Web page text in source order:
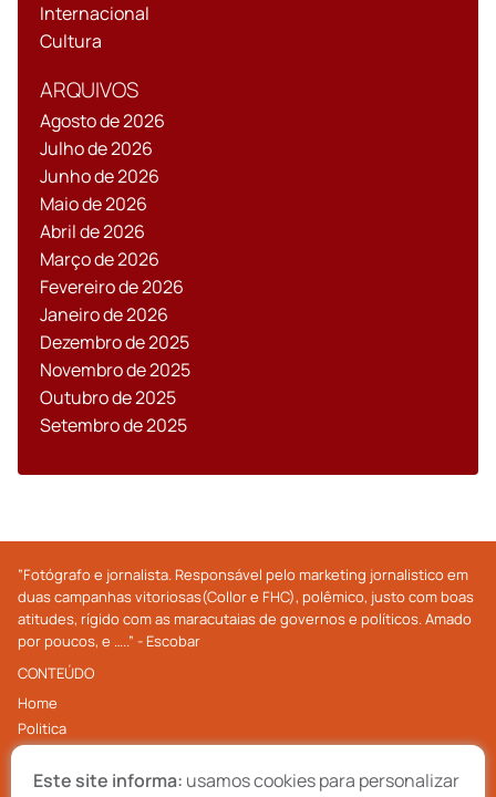
Internacional
Cultura
ARQUIVOS
Agosto de 2026
Julho de 2026
Junho de 2026
Maio de 2026
Abril de 2026
Março de 2026
Fevereiro de 2026
Janeiro de 2026
Dezembro de 2025
Novembro de 2025
Outubro de 2025
Setembro de 2025
”Fotógrafo e jornalista. Responsável pelo marketing jornalistico em
duas campanhas vitoriosas(Collor e FHC), polêmico, justo com boas
atitudes, rígido com as maracutaias de governos e políticos. Amado
por poucos, e …..” - Escobar
CONTEÚDO
Home
Politica
Economia
Internacional
Este site informa: usamos cookies para personalizar